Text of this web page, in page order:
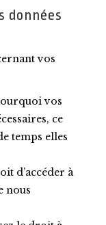
données
vos
vos
ce
temps elles
d’accéder à
nous